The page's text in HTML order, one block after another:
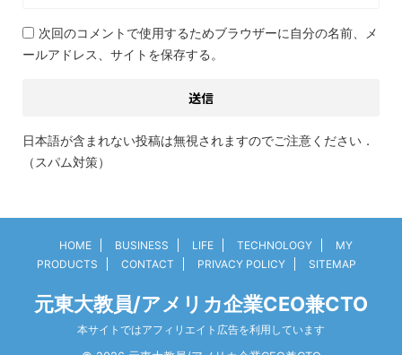
次回のコメントで使用するためブラウザーに自分の名前、メ
ールアドレス、サイトを保存する。
日本語が含まれない投稿は無視されますのでご注意ください．
（スパム対策）
HOME BUSINESS LIFE TECHNOLOGY
MY
PRODUCTS
CONTACT PRIVACY POLICY SITEMAP
元東大教員/アメリカ企業CEO兼CTO
本サイトではアフィリエイト広告を利用しています